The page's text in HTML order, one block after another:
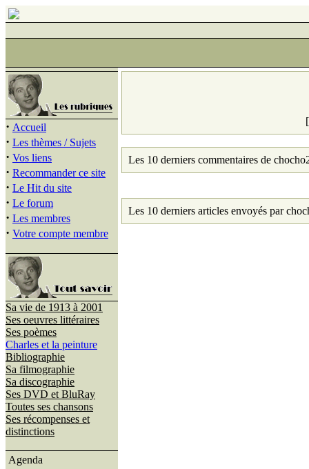
· Accueil
· Les thèmes / Sujets
· Vos liens
· Recommander ce site
· Le Hit du site
· Le forum
· Les membres
· Votre compte membre
Sa vie de 1913 à 2001
Ses oeuvres littéraires
Ses poèmes
Charles et la peinture
Bibliographie
Sa filmographie
Sa discographie
Ses DVD et BluRay
Toutes ses chansons
Ses récompenses et
distinctions
Agenda
Les 10 derniers commentaires de
Les 10 derniers articles envoyés par